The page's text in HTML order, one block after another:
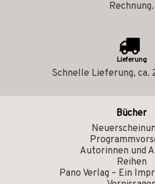
Rechnung.
Lieferung
Schnelle Lieferung, ca.
Bücher
Autorinnen und
Reihen
Pano Verlag – Ein